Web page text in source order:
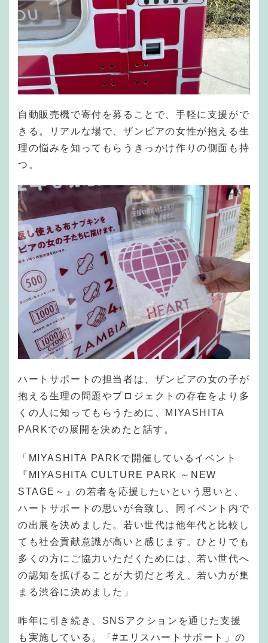
自動販売機で寄付を募ることで、手軽に支援がで
きる。リアルな場で、ザンビアの女性が抱える生
理の悩みを知ってもらうきっかけ作りの側面も持
つ。
ハートサポートの担当者は、ザンビアの女の子が
抱える生理の問題やプロジェクトの存在をより多
くの人に知ってもらうために、MIYASHITA
PARKでの展開を決めたと話す。
「MIYASHITA PARKで開催しているイベント
『MIYASHITA CULTURE PARK ～NEW
STAGE～』の若者を応援したいという思いと、
ハートサポートの思いが合致し、同イベント内で
の出展を決めました。若い世代は他年代と比較し
ても社会貢献意識が高いと感じます。ひとりでも
多くの方にご協力いただくためには、若い世代へ
の認知を拡げることが大切だと考え、若い力が集
まる渋谷に決めました」
昨年に引き続き、SNSアクションを通じた支援
も実施している。「#エリスハートサポート」の